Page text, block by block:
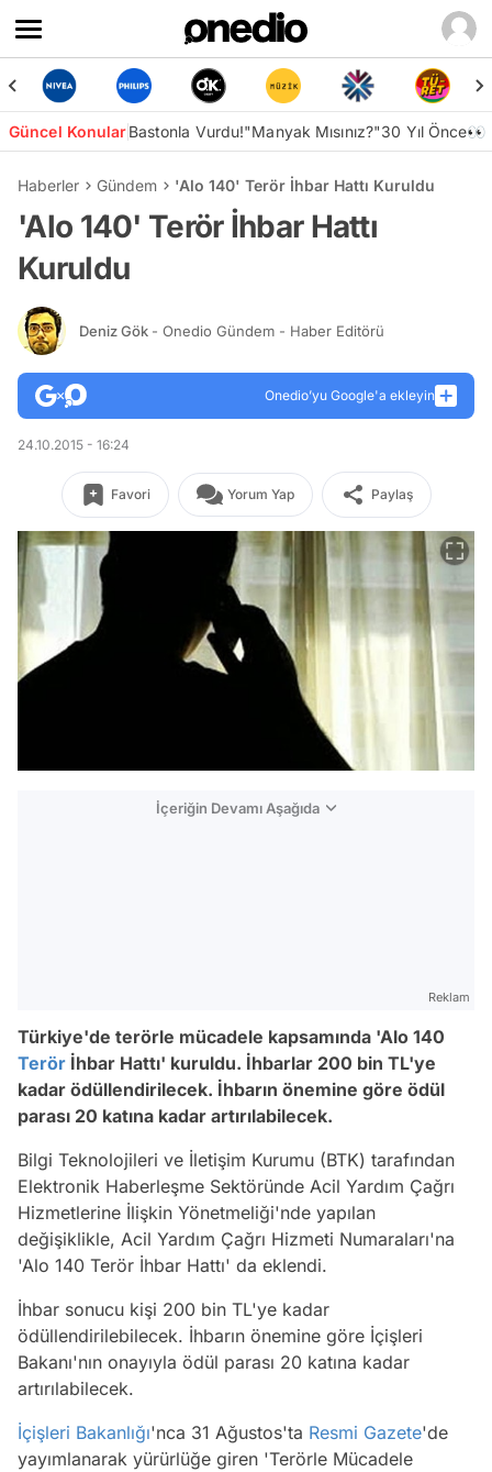
Güncel KonularBastonla Vurdu!"Manyak Mısınız?"30 Yıl Önce👀
Haberler Gündem 'Alo 140' Terör İhbar Hattı Kuruldu
'Alo 140' Terör İhbar Hattı
Kuruldu
Deniz Gök - Onedio Gündem - Haber Editörü
Onedio’yu Google'a ekleyin
24.10.2015 - 16:24
Favori Yorum Yap Paylaş
İçeriğin Devamı Aşağıda
Reklam
Türkiye'de terörle mücadele kapsamında 'Alo 140
Terör İhbar Hattı' kuruldu. İhbarlar 200 bin TL'ye
kadar ödüllendirilecek. İhbarın önemine göre ödül
parası 20 katına kadar artırılabilecek.
Bilgi Teknolojileri ve İletişim Kurumu (BTK) tarafından
Elektronik Haberleşme Sektöründe Acil Yardım Çağrı
Hizmetlerine İlişkin Yönetmeliği'nde yapılan
değişiklikle, Acil Yardım Çağrı Hizmeti Numaraları'na
'Alo 140 Terör İhbar Hattı' da eklendi.
İhbar sonucu kişi 200 bin TL'ye kadar
ödüllendirilebilecek. İhbarın önemine göre İçişleri
Bakanı'nın onayıyla ödül parası 20 katına kadar
artırılabilecek.
İçişleri Bakanlığı'nca 31 Ağustos'ta Resmi Gazete'de
yayımlanarak yürürlüğe giren 'Terörle Mücadele